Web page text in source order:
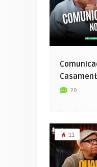
20
11